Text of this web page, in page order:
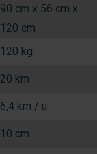
90 cm x 56 cm x
120 cm
120 kg
20 km
6,4 km / u
10 cm